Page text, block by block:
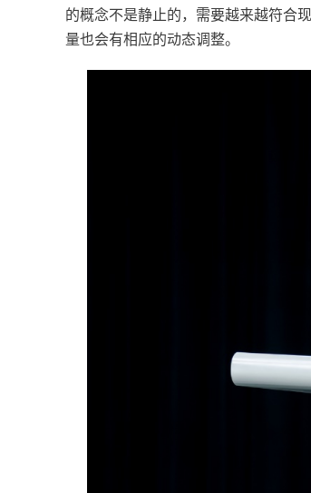
的概念不是静止的，需要越来越符合
量也会有相应的动态调整。